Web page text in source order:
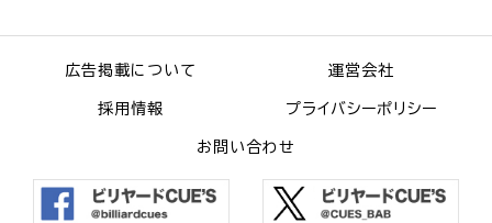
広告掲載について 運営会社
採用情報 プライバシーポリシー
お問い合わせ